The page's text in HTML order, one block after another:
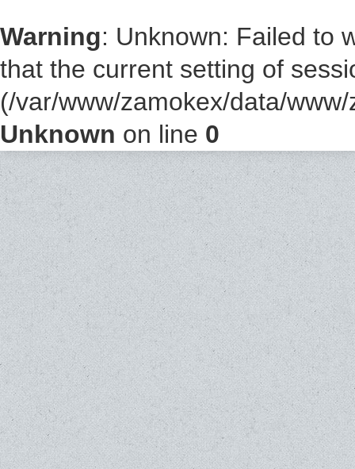
Warning: Unknown: Failed to
that the current setting of
(/var/www/zamokex/data/
Unknown on line 0